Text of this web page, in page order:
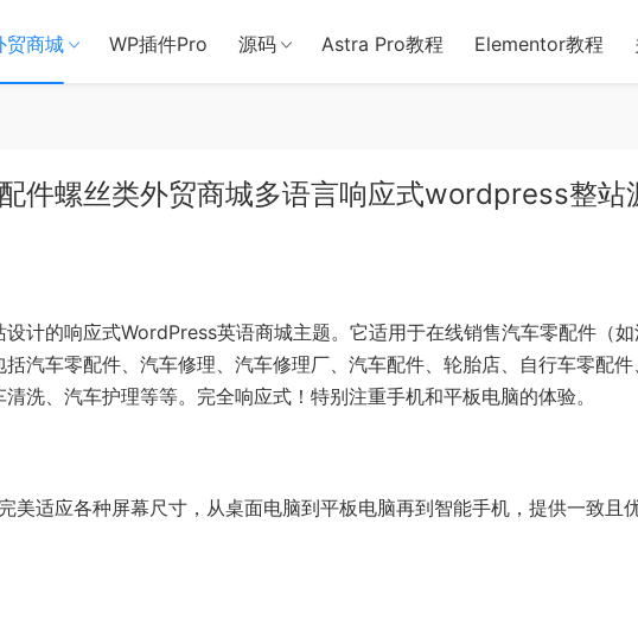
贸商城 WP插件Pro 源码 Astra Pro教程 Elementor教程
件螺丝类外贸商城多语言响应式wordpress整站
计的响应式WordPress英语商城主题。它适用于在线销售汽车零配件（
汽车零配件、汽车修理、汽车修理厂、汽车配件、轮胎店、自行车零配件
洗、汽车护理等等。完全响应式！特别注重手机和平板电脑的体验。
美适应各种屏幕尺寸，从桌面电脑到平板电脑再到智能手机，提供一致且